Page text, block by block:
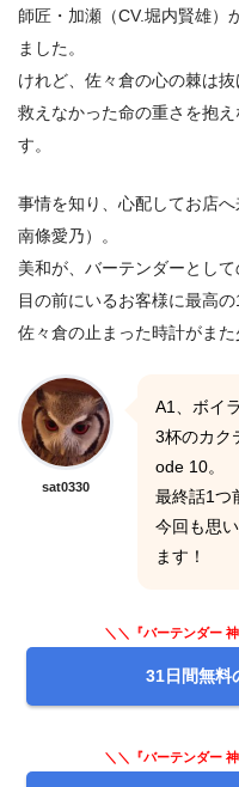
師匠・加瀬（CV.堀内賢雄）
ました。
けれど、佐々倉の心の棘は
救えなかった命の重さを抱
す。
事情を知り、心配してお店
南條愛乃）。
美和が、バーテンダーとし
目の前にいるお客様に最高
佐々倉の止まった時計がまた
sat0330
A1、ボイ
3杯のカク
ode 10。
最終話1つ
今回も思
ます！
＼＼『バーテンダー
31日間無料
＼＼『バーテンダー